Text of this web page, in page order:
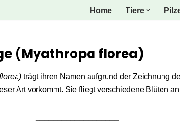
Home Tiere
(Myathropa florea)
trägt ihren Namen aufgrund der Zeichnung
Art vorkommt. Sie fliegt verschiedene Blüten an.